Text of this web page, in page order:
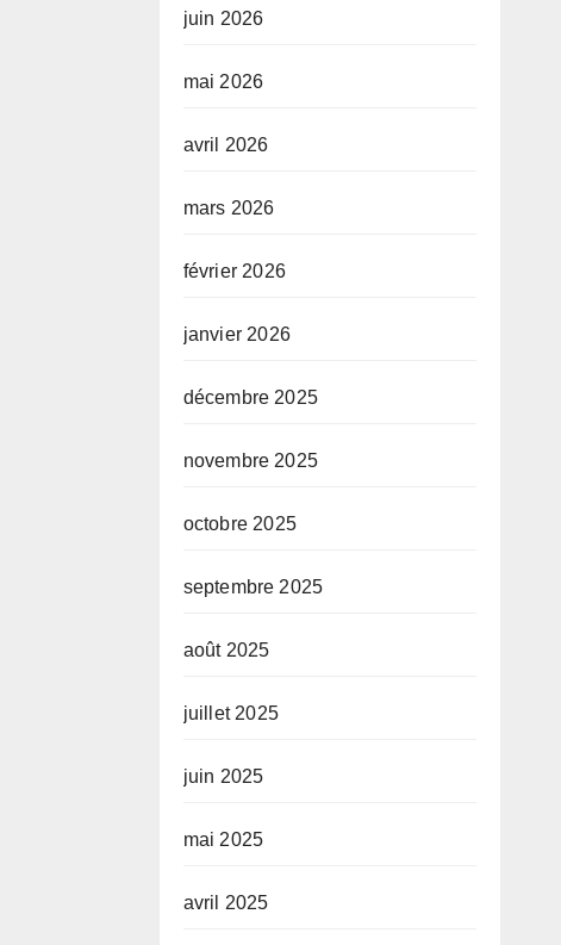
juin 2026
mai 2026
avril 2026
mars 2026
février 2026
janvier 2026
décembre 2025
novembre 2025
octobre 2025
septembre 2025
août 2025
juillet 2025
juin 2025
mai 2025
avril 2025